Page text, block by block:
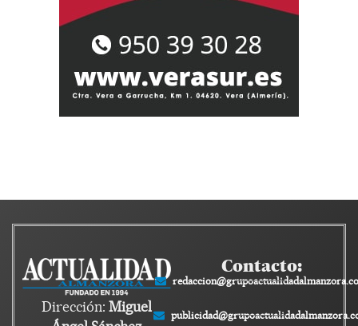
Dirección: Miguel
Contacto: